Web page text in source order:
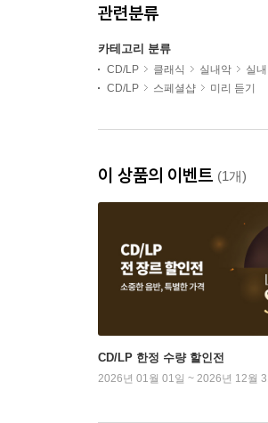
관련분류
카테고리 분류
CD/LP 클래식 실내악
실
CD/LP
스페셜샵 미리 듣기
이 상품의 이벤트 (1개)
CD/LP 한정 수량 할인전
2026년 01월 01일 ~ 2026년 12월